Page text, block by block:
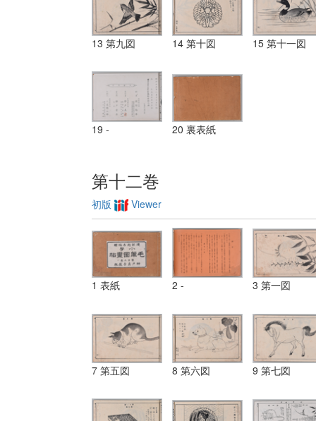
13 第九図 14 第十図 15 第十一図
19 - 20 裏表紙
第十二巻
初版 Viewer
1 表紙 2 - 3 第一図
7 第五図 8 第六図 9 第七図